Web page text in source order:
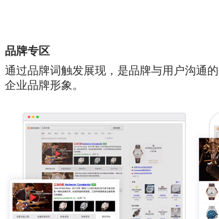
品牌专区
通过品牌词触发展现，是品牌与用户沟通
企业品牌形象。